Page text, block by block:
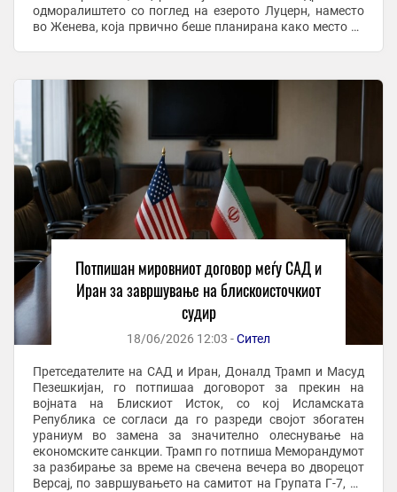
одморалиштето со поглед на езерото Луцерн, наместо
во Женева, која првично беше планирана како место за
Потпишан мировниот договор меѓу САД и
Иран за завршување на блискоисточкиот
судир
18/06/2026 12:03 -Сител
Претседателите на САД и Иран, Доналд Трамп и Масуд
Пезешкијан, го потпишаа договорот за прекин на
војната на Блискиот Исток, со кој Исламската
Република се согласи да го разреди својот збогатен
ураниум во замена за значително олеснување на
економските санкции. Трамп го потпиша Меморандумот
за разбирање за време на свечена вечера во дворецот
Версај, по завршувањето на самитот на Групата Г-7, во